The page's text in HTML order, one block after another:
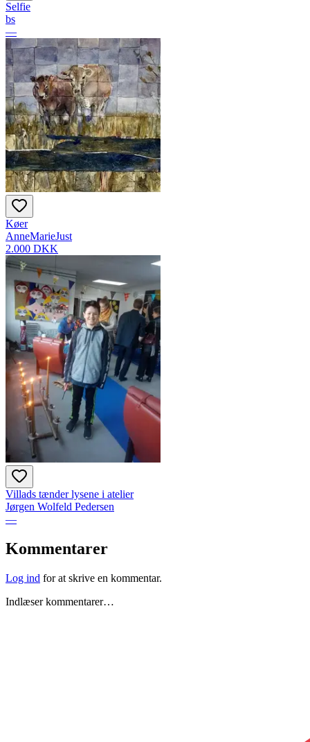
Selfie
bs
—
Køer
AnneMarieJust
2.000 DKK
Villads tænder lysene i atelier
Jørgen Wolfeld Pedersen
—
Kommentarer
Log ind for at skrive en kommentar.
Indlæser kommentarer…